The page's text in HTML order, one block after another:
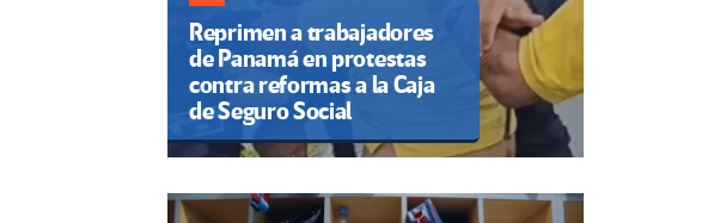
Reprimen a trabajadores
de Panamá en protestas
contra reformas a la Caja
de Seguro Social